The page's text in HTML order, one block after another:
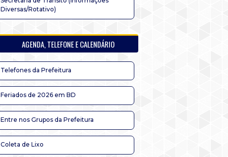
Diversas/Rotativo)
AGENDA, TELEFONE E CALENDÁRIO
Telefones da Prefeitura
Feriados de 2026 em BD
Entre nos Grupos da Prefeitura
Coleta de Lixo